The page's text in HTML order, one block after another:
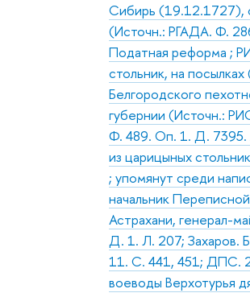
Сибирь (19.12.1727),
(Источн.: РГАДА. Ф.
Податная реформа ;
стольник, на
Белгородского
губернии (Источн.:
Ф. 489. Оп. 1. Д. 7395.
из царицыных
; упомянут среди
начальник
Астрахани, генерал-
Д. 1. Л. 207; Захаров.
11. С. 441, 451; ДПС.
воеводы Верхотурья